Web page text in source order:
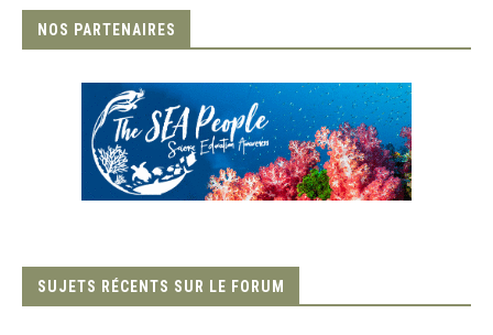
NOS PARTENAIRES
SUJETS RÉCENTS SUR LE FORUM